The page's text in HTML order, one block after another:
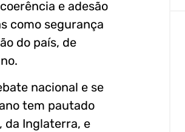
e adesão
como segurança
do país, de
nacional e se
tem pautado
da Inglaterra, e